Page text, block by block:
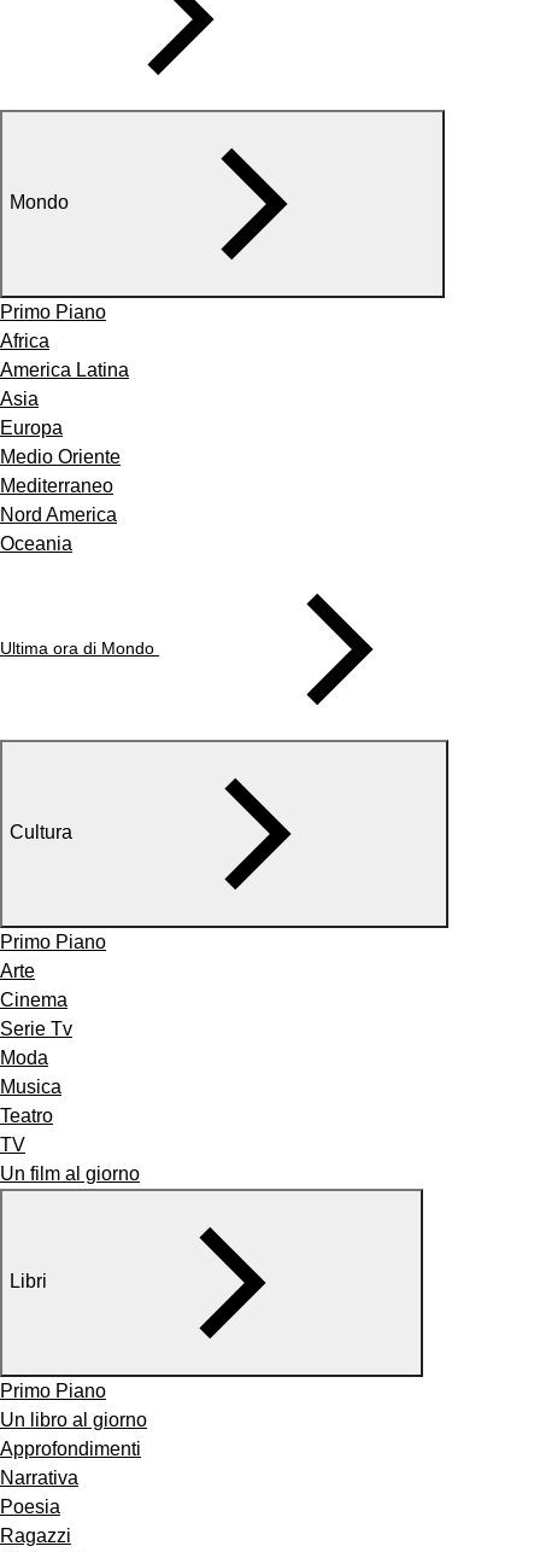
Mondo
Primo Piano
Africa
America Latina
Asia
Europa
Medio Oriente
Mediterraneo
Nord America
Oceania
Ultima ora di Mondo
Cultura
Primo Piano
Arte
Cinema
Serie Tv
Moda
Musica
Teatro
TV
Un film al giorno
Libri
Primo Piano
Un libro al giorno
Approfondimenti
Narrativa
Poesia
Ragazzi